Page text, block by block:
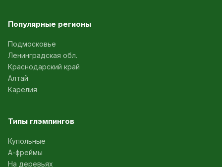
Популярные регионы
Подмосковье
Ленинградская обл.
Краснодарский край
Алтай
Карелия
Типы глэмпингов
Купольные
А-фреймы
На деревьях